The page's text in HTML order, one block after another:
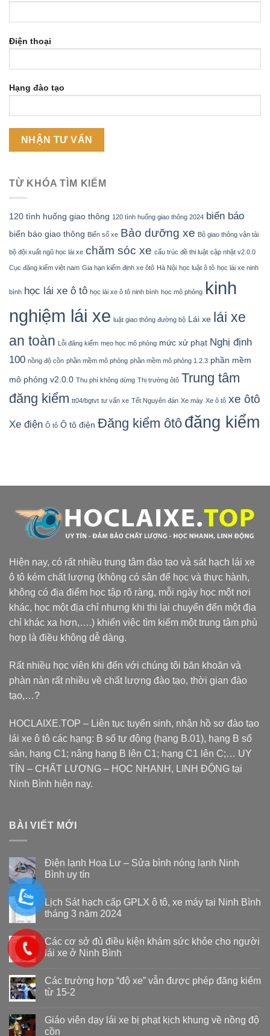
Điện thoại
Hạng đào tạo
TỪ KHÓA TÌM KIẾM
120 tình huống giao thông 120 tình huống giao thông 2024 biển báo
biển báo giao thông Biển số xe Bảo dưỡng xe Bộ giao thông vận tải
bộ đội xuất ngũ học lái xe chăm sóc xe cấu trúc đề thi luật cập nhật v2.0.0
Cục đăng kiểm việt nam Gia hạn kiểm định xe ôtô Hà Nội học luật ô tô học lái xe ninh
bình học lái xe ô tô học lái xe ô tô ninh bình học mô phỏng kinh
nghiệm lái xe luật giao thông đường bộ Lái xe
lái xe
an toàn
Lỗi đăng kiểm mẹo học mô phỏng mức xử phạt Nghị định
100 nồng độ cồn phần mềm mô phỏng phần mềm mô phỏng 1.2.3 phần mềm
mô phỏng v2.0.0 Thu phí không dừng Thị trường ôtô Trung tâm
đăng kiểm tt04/bgtvt tư vấn xe Tết Nguyên đán Xe máy Xe ô tô xe ôtô
Xe điện Ô tô Ô tô điện Đăng kiểm ôtô đăng kiểm
Hiện nay, có rất nhiều trung tâm đào tạo và sát hạch lái xe
ô tô kém chất lượng (không có sân để học và thực hành,
không có địa điểm học tập rõ ràng, mỗi ngày học một nơi
khác, học một địa chỉ nhưng khi thi lại chuyển đến một địa
chỉ khác xa hơn,….) khiến việc tìm kiếm một trung tâm phù
hợp là điều không dễ dàng.
Rất nhiều học viên khi đến với chúng tôi băn khoăn và
phàn nàn rất nhiều về chất lượng đào tạo, thời gian đào
tạo,…?
HOCLAIXE.TOP – Liên tục tuyển sinh, nhận hồ sơ đào tạo
lái xe ô tô các hạng: B số tự động (hạng B.01), hạng B số
sàn, hạng C1; nâng hạng B lên C1; hạng C1 lên C;… UY
TÍN – CHẤT LƯỢNG – HỌC NHANH, LINH ĐỘNG tại
Ninh Bình hiện nay.
BÀI VIẾT MỚI
Điện lạnh Hoa Lư – Sửa bình nóng lạnh Ninh
Bình uy tín
Lịch Sát hạch cấp GPLX ô tô, xe máy tại Ninh Bình
tháng 3 năm 2024
Các cơ sở đủ điều kiện khám sức khỏe cho người
lái xe ở Ninh Bình
Các trường hợp “độ xe” vẫn được phép đăng kiểm
từ 15-2
Giáo viên dạy lái xe bị phạt kịch khung về nồng độ
cồn